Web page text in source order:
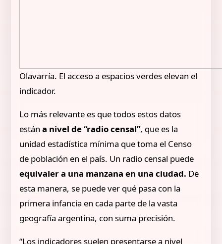
Olavarría. El acceso a espacios verdes elevan el
indicador.
Lo más relevante es que todos estos datos
estána nivel de “radio censal”, que es la
unidad estadística mínima que toma el Censo
de población en el país. Un radio censal puede
equivaler a una manzana en una ciudad. De
esta manera, se puede ver qué pasa con la
primera infancia en cada parte de la vasta
geografía argentina, con suma precisión.
“Los indicadores suelen presentarse a nivel